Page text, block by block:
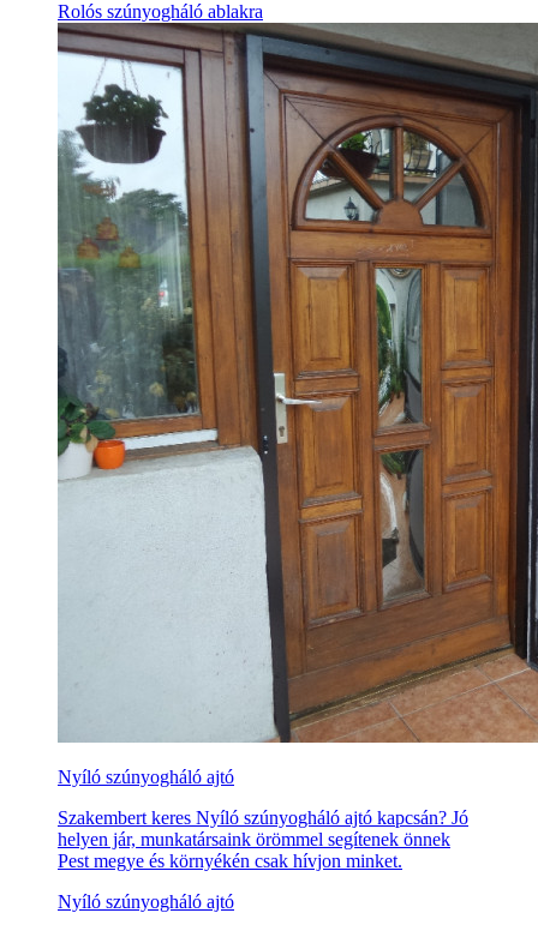
Rolós szúnyogháló ablakra
Nyíló szúnyogháló ajtó
Szakembert keres Nyíló szúnyogháló ajtó kapcsán? Jó
helyen jár, munkatársaink örömmel segítenek önnek
Pest megye és környékén csak hívjon minket.
Nyíló szúnyogháló ajtó